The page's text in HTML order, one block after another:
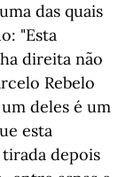
das quais
"Esta
direita não
Rebelo
deles é um
esta
depois